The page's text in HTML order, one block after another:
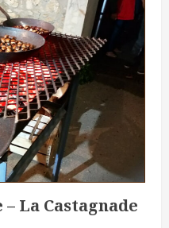
La Castagnade